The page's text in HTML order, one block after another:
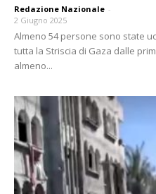
Redazione Nazionale -
2 Giugno 2025
Almeno 54 persone sono state
tutta la Striscia di Gaza dalle
almeno...